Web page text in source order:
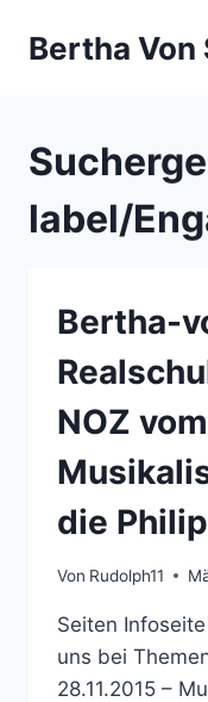
InhaltBertha Von
label/
Bertha-
NOZ
die
Von Rudolph11
Seiten
uns bei
28.11.2015 –